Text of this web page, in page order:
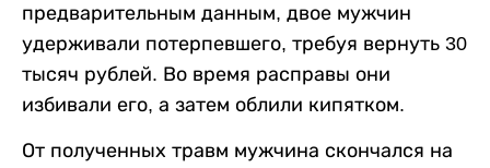
предварительным данным, двое мужчин
удерживали потерпевшего, требуя вернуть 30
тысяч рублей. Во время расправы они
избивали его, а затем облили кипятком.
От полученных травм мужчина скончался на